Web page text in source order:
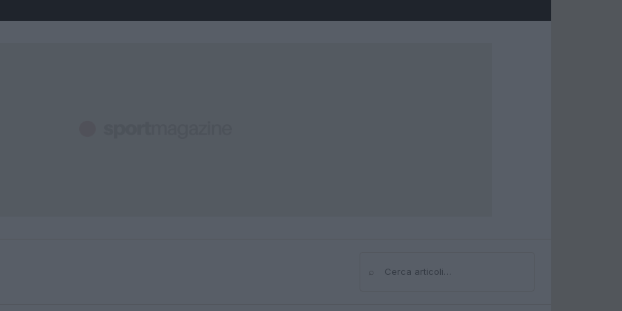
⌕Cerca